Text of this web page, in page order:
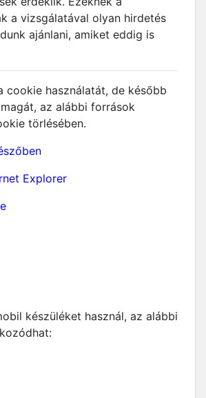
a vizsgálatával olyan hirdetés
ajánlani, amiket eddig is
cookie használatát, de később
az alábbi források
törlésében.
Explorer
készüléket használ, az alábbi